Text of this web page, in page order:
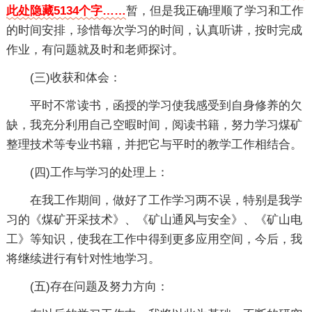
此处隐藏5134个字……暂，但是我正确理顺了学习和工作
的时间安排，珍惜每次学习的时间，认真听讲，按时完成
作业，有问题就及时和老师探讨。
(三)收获和体会：
平时不常读书，函授的学习使我感受到自身修养的欠
缺，我充分利用自己空暇时间，阅读书籍，努力学习煤矿
整理技术等专业书籍，并把它与平时的教学工作相结合。
(四)工作与学习的处理上：
在我工作期间，做好了工作学习两不误，特别是我学
习的《煤矿开采技术》、《矿山通风与安全》、《矿山电
工》等知识，使我在工作中得到更多应用空间，今后，我
将继续进行有针对性地学习。
(五)存在问题及努力方向：